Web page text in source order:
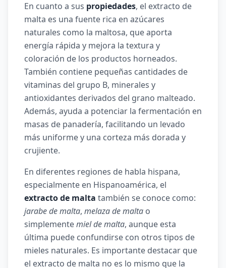
En cuanto a sus propiedades, el extracto de
malta es una fuente rica en azúcares
naturales como la maltosa, que aporta
energía rápida y mejora la textura y
coloración de los productos horneados.
También contiene pequeñas cantidades de
vitaminas del grupo B, minerales y
antioxidantes derivados del grano malteado.
Además, ayuda a potenciar la fermentación en
masas de panadería, facilitando un levado
más uniforme y una corteza más dorada y
crujiente.
En diferentes regiones de habla hispana,
especialmente en Hispanoamérica, el
extracto de malta también se conoce como:
jarabe de malta, melaza de malta o
simplementemiel de malta, aunque esta
última puede confundirse con otros tipos de
mieles naturales. Es importante destacar que
el extracto de malta no es lo mismo que la